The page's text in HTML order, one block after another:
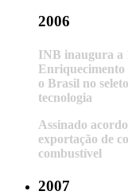
2006
INB inaugura a
Enriquecimento
o Brasil no
tecnologia
Assinado
exportação de
combustível
2007